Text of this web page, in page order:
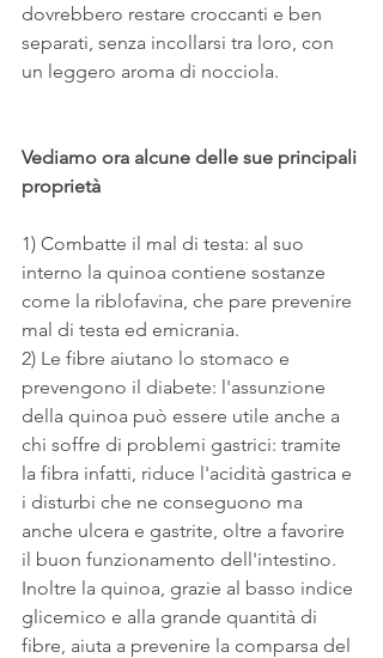
dovrebbero restare croccanti e ben
separati, senza incollarsi tra loro, con
un leggero aroma di nocciola.
Vediamo ora alcune delle sue principali
proprietà
1) Combatte il mal di testa: al suo
interno la quinoa contiene sostanze
come la riblofavina, che pare prevenire
mal di testa ed emicrania.
2) Le fibre aiutano lo stomaco e
prevengono il diabete: l'assunzione
della quinoa può essere utile anche a
chi soffre di problemi gastrici: tramite
la fibra infatti, riduce l'acidità gastrica e
i disturbi che ne conseguono ma
anche ulcera e gastrite, oltre a favorire
il buon funzionamento dell'intestino.
Inoltre la quinoa, grazie al basso indice
glicemico e alla grande quantità di
fibre, aiuta a prevenire la comparsa del